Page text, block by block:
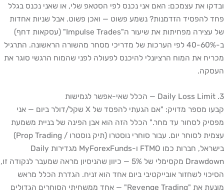
ובדקו את עצמכם: האם אני נכנס לפי הסטאפ שלי, או שאני נכנס בגלל
פחד להפסיד הזדמנות? נשמע פשוט — ואכן פשוט. אבל שניות אחדות
של עצירה מפחיתות את שיעור ה"Impulse Trades" (עסקאות דחף)
ב-40-60% לפי הערכות של מדריכי מסחר מהשורה הראשונה. התרגיל
מכריח את המוח הרציונלי להיכנס לפעולה לפני שהמוח הרגשי סוגר את
העסקה.
3. Daily Loss Limit — הכלל שאי-אפשר לגמישות
קבעו מספר מדויק: "אם הגעתי להפסד של X שקל/דולר ביום — אני
מפסיק לסחור עד מחר." הכלל הזה הוא אבן הפינה של בניית משמעת
עצמית לסוחר יום. עבור סוחרי נוסטרו (תיק נוסטרו / Prop Trading)
בישראל, חברות כמו FTMO ו-MyForexFunds מגדירות Daily
Drawdown מקסימלי של 5% — כיוון שהניסיון מראה שמעבר לנקודה זו,
הסיכוי לשחזור אובייקטיבי ביום אחד הוא זניח. הגדרת הכלל מראש
מונעת את "Revenge Trading" — אחד ממשחיתי הסוחרים הגדולים